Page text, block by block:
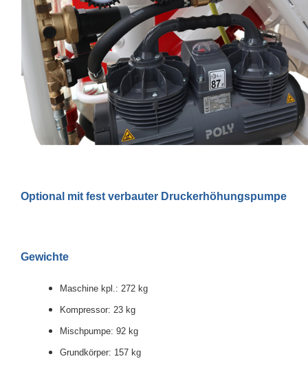
Optional mit fest verbauter Druckerhöhungspumpe
Gewichte
Maschine kpl.: 272 kg
Kompressor: 23 kg
Mischpumpe: 92 kg
Grundkörper: 157 kg